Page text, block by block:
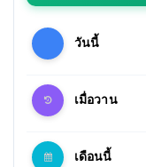
วันนี้
เมื่อวาน
เดือนนี้